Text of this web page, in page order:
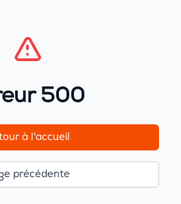
500
à l'accueil
précédente